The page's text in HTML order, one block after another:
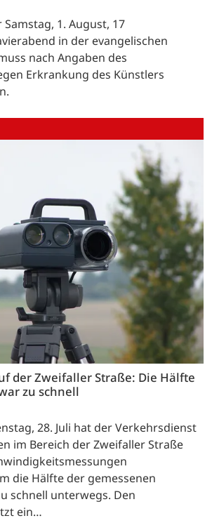
1. August, 17
in der evangelischen
nach Angaben des
Erkrankung des Künstlers
der Zweifaller Straße: Die Hälfte
zu schnell
28. Juli hat der Verkehrsdienst
im Bereich der Zweifaller Straße
die Hälfte der gemessenen
schnell unterwegs. Den
ein…